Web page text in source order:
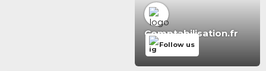
Comptabilisation.fr
Follow us